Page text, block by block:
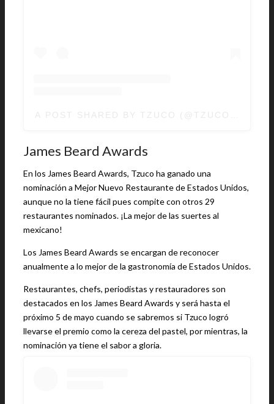
James Beard Awards
En los James Beard Awards, Tzuco ha ganado una
nominación a Mejor Nuevo Restaurante de Estados Unidos,
aunque no la tiene fácil pues compite con otros 29
restaurantes nominados. ¡La mejor de las suertes al
mexicano!
Los James Beard Awards se encargan de reconocer
anualmente a lo mejor de la gastronomía de Estados Unidos.
Restaurantes, chefs, periodistas y restauradores son
destacados en los James Beard Awards y será hasta el
próximo 5 de mayo cuando se sabremos si Tzuco logró
llevarse el premio como la cereza del pastel, por mientras, la
nominación ya tiene el sabor a gloria.